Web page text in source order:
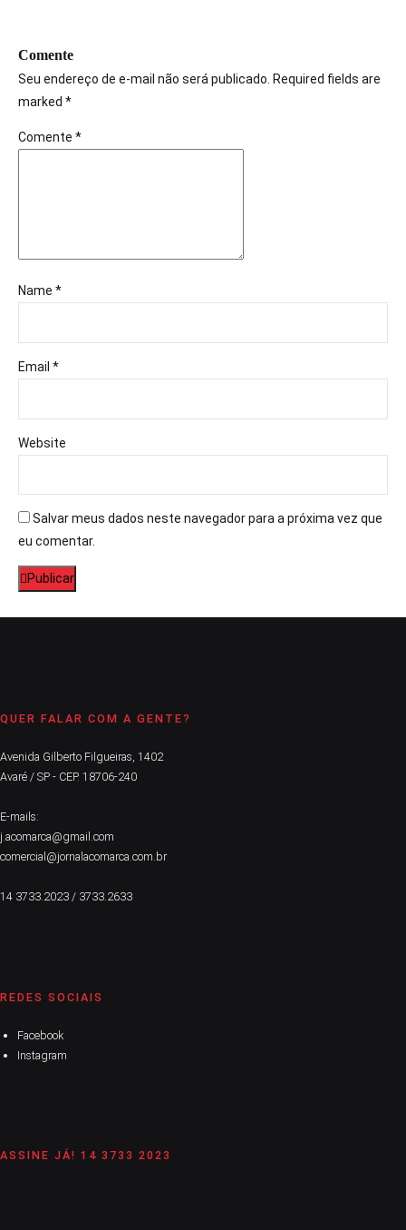
Comente
Seu endereço de e-mail não será publicado. Required fields are
marked *
Comente *
Name *
Email *
Website
Salvar meus dados neste navegador para a próxima vez que
eu comentar.
Publicar
QUER FALAR COM A GENTE?
Avenida Gilberto Filgueiras, 1402
Avaré / SP - CEP. 18706-240
E-mails:
j.acomarca@gmail.com
comercial@jornalacomarca.com.br
14 3733.2023 / 3733.2633
REDES SOCIAIS
Facebook
Instagram
ASSINE JÁ! 14 3733 2023